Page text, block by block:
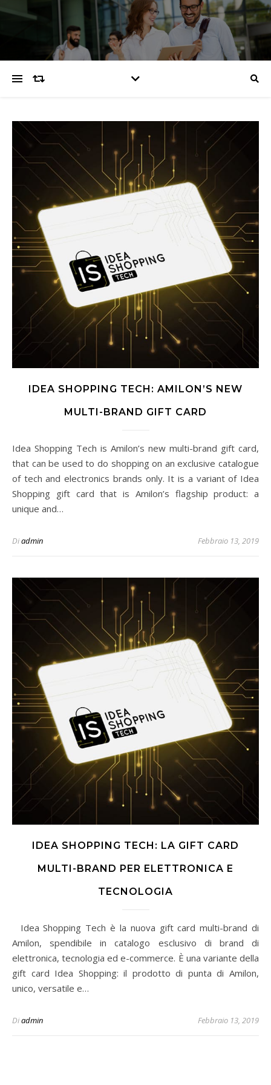
IDEA SHOPPING TECH: AMILON’S NEW
MULTI-BRAND GIFT CARD
Idea Shopping Tech is Amilon’s new multi-brand gift card,
that can be used to do shopping on an exclusive catalogue
of tech and electronics brands only. It is a variant of Idea
Shopping gift card that is Amilon’s flagship product: a
unique and…
Diadmin Febbraio 13, 2019
IDEA SHOPPING TECH: LA GIFT CARD
MULTI-BRAND PER ELETTRONICA E
TECNOLOGIA
Idea Shopping Tech è la nuova gift card multi-brand di
Amilon, spendibile in catalogo esclusivo di brand di
elettronica, tecnologia ed e-commerce. È una variante della
gift card Idea Shopping: il prodotto di punta di Amilon,
unico, versatile e…
Diadmin Febbraio 13, 2019